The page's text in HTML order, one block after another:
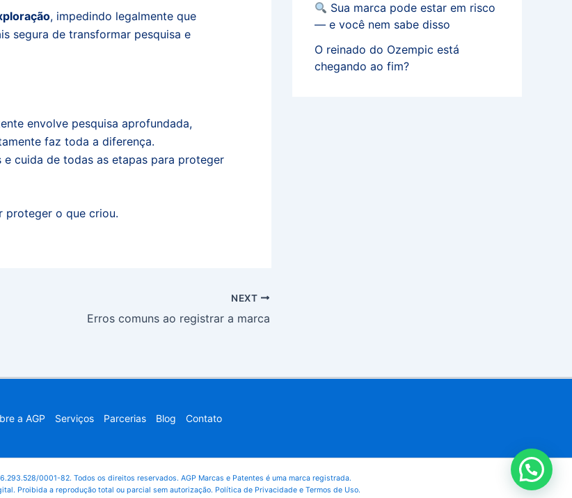
, impedindo legalmente que
segura de transformar pesquisa e
envolve pesquisa aprofundada,
faz toda a diferença.
cuida de todas as etapas para proteger
proteger o que criou.
NEXT
Erros comuns ao registrar a marca
Sua marca pode estar em risco
— e você nem sabe disso
O reinado do Ozempic está
chegando ao fim?
a AGP Serviços Parcerias Blog Contato
0001-82. Todos os direitos reservados. AGP Marcas e Patentes é uma marca registrada.
Proibida a reprodução total ou parcial sem autorização. Política de Privacidade e Termos de Uso.